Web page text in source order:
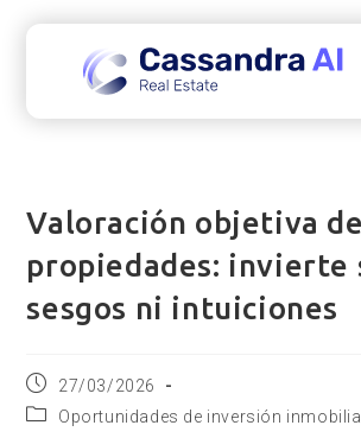
Valoración objetiva de
propiedades: invierte
sesgos ni intuiciones
Publicación
de
la
27/03/2026
Categoría
Oportunidades de inversión